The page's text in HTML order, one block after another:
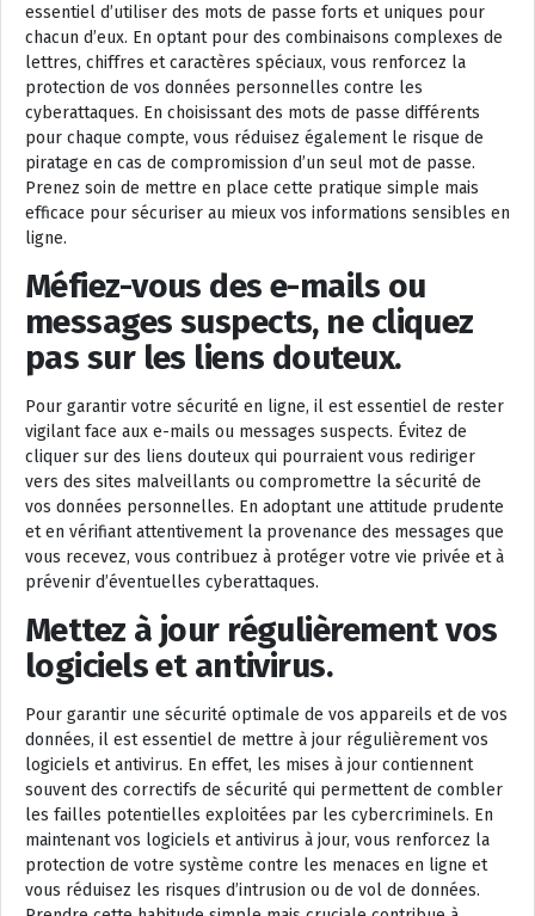
essentiel d’utiliser des mots de passe forts et uniques pour
chacun d’eux. En optant pour des combinaisons complexes de
lettres, chiffres et caractères spéciaux, vous renforcez la
protection de vos données personnelles contre les
cyberattaques. En choisissant des mots de passe différents
pour chaque compte, vous réduisez également le risque de
piratage en cas de compromission d’un seul mot de passe.
Prenez soin de mettre en place cette pratique simple mais
efficace pour sécuriser au mieux vos informations sensibles en
ligne.
Méfiez-vous des e-mails ou
messages suspects, ne cliquez
pas sur les liens douteux.
Pour garantir votre sécurité en ligne, il est essentiel de rester
vigilant face aux e-mails ou messages suspects. Évitez de
cliquer sur des liens douteux qui pourraient vous rediriger
vers des sites malveillants ou compromettre la sécurité de
vos données personnelles. En adoptant une attitude prudente
et en vérifiant attentivement la provenance des messages que
vous recevez, vous contribuez à protéger votre vie privée et à
prévenir d’éventuelles cyberattaques.
Mettez à jour régulièrement vos
logiciels et antivirus.
Pour garantir une sécurité optimale de vos appareils et de vos
données, il est essentiel de mettre à jour régulièrement vos
logiciels et antivirus. En effet, les mises à jour contiennent
souvent des correctifs de sécurité qui permettent de combler
les failles potentielles exploitées par les cybercriminels. En
maintenant vos logiciels et antivirus à jour, vous renforcez la
protection de votre système contre les menaces en ligne et
vous réduisez les risques d’intrusion ou de vol de données.